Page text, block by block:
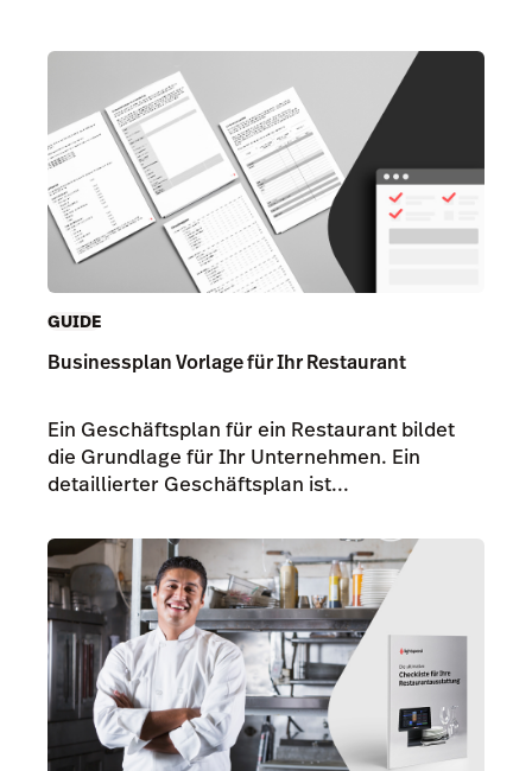
GUIDE
Businessplan Vorlage für Ihr Restaurant
Ein Geschäftsplan für ein Restaurant bildet
die Grundlage für Ihr Unternehmen. Ein
detaillierter Geschäftsplan ist...